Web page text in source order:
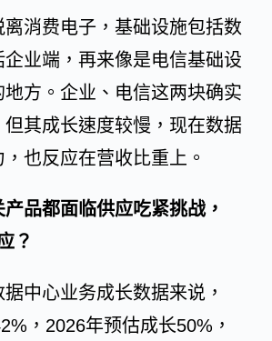
消费电子，基础设施包括数
业端，再来像是电信基础设
方。企业、电信这两块确实
其成长速度较慢，现在数据
也反应在营收比重上。
品都面临供应吃紧挑战，
？
中心业务成长数据来说，
，2026年预估成长50%，